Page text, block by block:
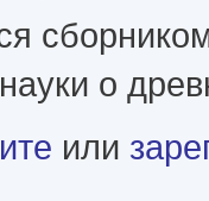
о
советской науки о
или